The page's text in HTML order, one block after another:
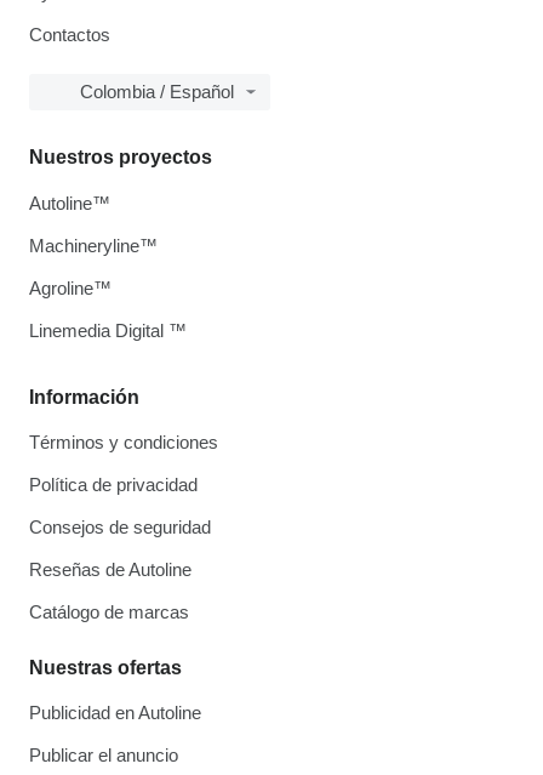
Contactos
Colombia / Español
Información
Términos y condiciones
Política de privacidad
Consejos de seguridad
Reseñas de Autoline
Catálogo de marcas
Nuestras ofertas
Publicidad en Autoline
Publicar el anuncio
Nuestros proyectos
Autoline™
Machineryline™
Agroline™
Linemedia Digital ™